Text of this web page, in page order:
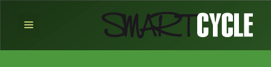
Inhalt Menü